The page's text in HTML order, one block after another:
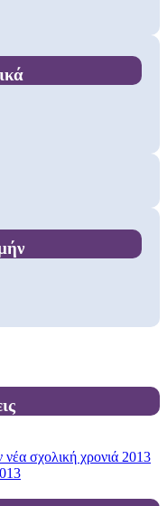
σχολική χρονιά 2013